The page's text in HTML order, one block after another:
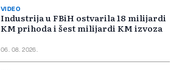
VIDEO
Industrija u FBiH ostvarila 18 milijardi
KM prihoda i šest milijardi KM izvoza
06. 08. 2026.